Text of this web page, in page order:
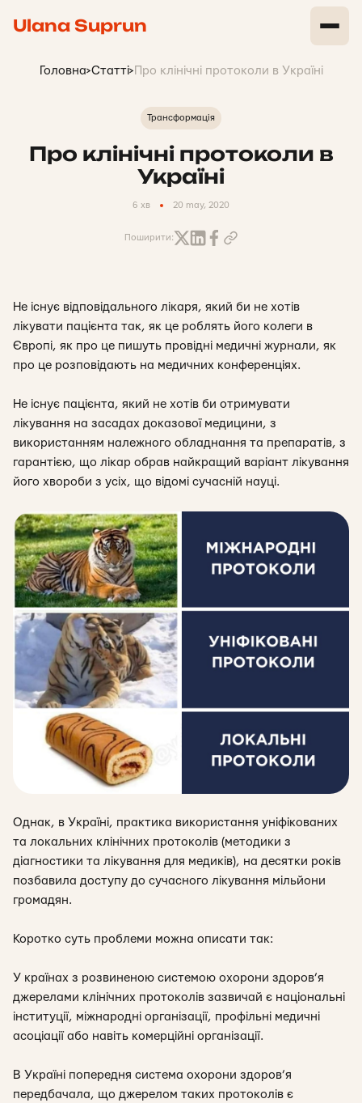
Ulana Suprun
Головна>Статті> Про клінічні протоколи в Україні
Трансформація
Про клінічні протоколи в
Україні
6 хв 20 may, 2020
Поширити:
Не існує відповідального лікаря, який би не хотів
лікувати пацієнта так, як це роблять його колеги в
Європі, як про це пишуть провідні медичні журнали, як
про це розповідають на медичних конференціях.
Не існує пацієнта, який не хотів би отримувати
лікування на засадах доказової медицини, з
використанням належного обладнання та препаратів, з
гарантією, що лікар обрав найкращий варіант лікування
його хвороби з усіх, що відомі сучасній науці.
Однак, в Україні, практика використання уніфікованих
та локальних клінічних протоколів (методики з
діагностики та лікування для медиків), на десятки років
позбавила доступу до сучасного лікування мільйони
громадян.
Коротко суть проблеми можна описати так:
У країнах з розвиненою системою охорони здоров’я
джерелами клінічних протоколів зазвичай є національні
інституції, міжнародні організації, профільні медичні
асоціації або навіть комерційні організації.
В Україні попередня система охорони здоров’я
передбачала, що джерелом таких протоколів є